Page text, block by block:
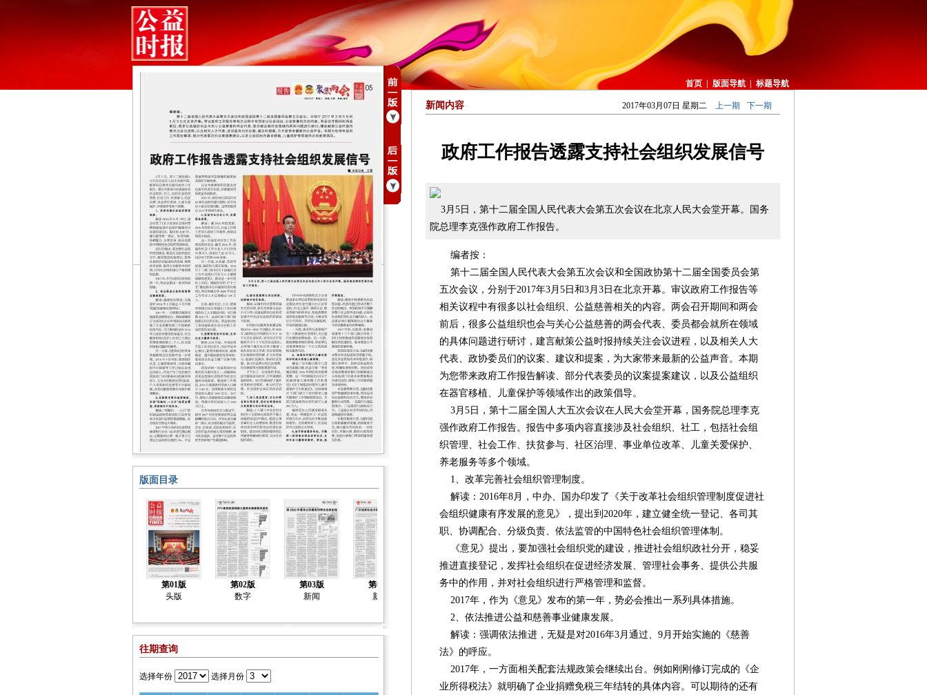
首页 版面导航 标题导航
版面目录
第01版
头版
第02版
数字
第03版
新闻
第04版
新闻
第05版
报告
第06版
报告
第07版
声音
第08版
行动
行动
往期查询
选择年份 选择月份
新闻内容 2017年03月07日 星期二 上一期 下一期
政府工作报告透露支持社会组织发展信号
3月5日，第十二届全国人民代表大会第五次会议在北京人民大会堂开幕。国务
院总理李克强作政府工作报告。
编者按：
第十二届全国人民代表大会第五次会议和全国政协第十二届全国委员会第
五次会议，分别于2017年3月5日和3月3日在北京开幕。审议政府工作报告等
相关议程中有很多以社会组织、公益慈善相关的内容。两会召开期间和两会
前后，很多公益组织也会与关心公益慈善的两会代表、委员都会就所在领域
的具体问题进行研讨，建言献策公益时报持续关注会议进程，以及相关人大
代表、政协委员们的议案、建议和提案，为大家带来最新的公益声音。本期
为您带来政府工作报告解读、部分代表委员的议案提案建议，以及公益组织
在器官移植、儿童保护等领域作出的政策倡导。
3月5日，第十二届全国人大五次会议在人民大会堂开幕，国务院总理李克
强作政府工作报告。报告中多项内容直接涉及社会组织、社工，包括社会组
织管理、社会工作、扶贫参与、社区治理、事业单位改革、儿童关爱保护、
养老服务等多个领域。
1、改革完善社会组织管理制度。
解读：2016年8月，中办、国办印发了《关于改革社会组织管理制度促进社
会组织健康有序发展的意见》，提出到2020年，建立健全统一登记、各司其
职、协调配合、分级负责、依法监管的中国特色社会组织管理体制。
《意见》提出，要加强社会组织党的建设，推进社会组织政社分开，稳妥
推进直接登记，发挥社会组织在促进经济发展、管理社会事务、提供公共服
务中的作用，并对社会组织进行严格管理和监督。
2017年，作为《意见》发布的第一年，势必会推出一系列具体措施。
2、依法推进公益和慈善事业健康发展。
解读：强调依法推进，无疑是对2016年3月通过、9月开始实施的《慈善
法》的呼应。
2017年，一方面相关配套法规政策会继续出台。例如刚刚修订完成的《企
业所得税法》就明确了企业捐赠免税三年结转的具体内容。可以期待的还有